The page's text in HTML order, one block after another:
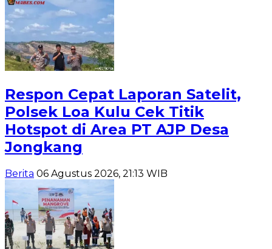
Respon Cepat Laporan Satelit,
Polsek Loa Kulu Cek Titik
Hotspot di Area PT AJP Desa
Jongkang
Berita 06 Agustus 2026, 21:13 WIB